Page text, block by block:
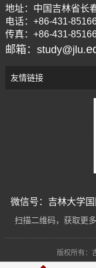
地址：中国吉林省长
电话：+86-431-
传真：+86-431-
邮箱：study@jlu.
友情链接
微信号：吉林大学
扫描二维码，获取更多
版权所有：